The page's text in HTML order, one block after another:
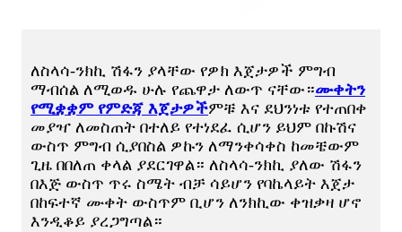
ለስላሳ-ንክኪ ሽፋን ያላቸው የዎክ እጀታዎች ምግብ
ማብሰል ለሚወዱ ሁሉ የጨዋታ ለውጥ ናቸው።ሙቀትን
የሚቋቋም የምድጃ እጀታዎችምቹ እና ደህንነቱ የተጠበቀ
መያዣ ለመስጠት በተለይ የተነደፈ ሲሆን ይህም በኩሽና
ውስጥ ምግብ ሲያበስል ዎኩን ለማንቀሳቀስ ከመቼውም
ጊዜ በበለጠ ቀላል ያደርገዋል። ለስላሳ-ንክኪ ያለው ሽፋን
በእጅ ውስጥ ጥሩ ስሜት ብቻ ሳይሆን የባኬላይት እጀታ
በከፍተኛ ሙቀት ውስጥም ቢሆን ለንክኪው ቀዝቃዛ ሆኖ
እንዲቆይ ያረጋግጣል።